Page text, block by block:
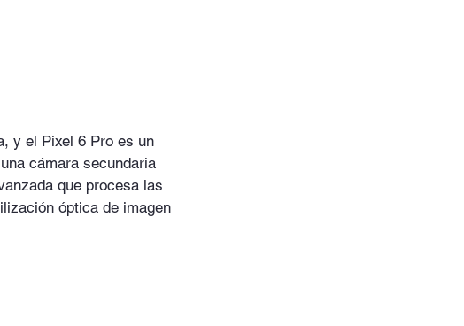
y el Pixel 6 Pro es un
cámara secundaria
que procesa las
óptica de imagen